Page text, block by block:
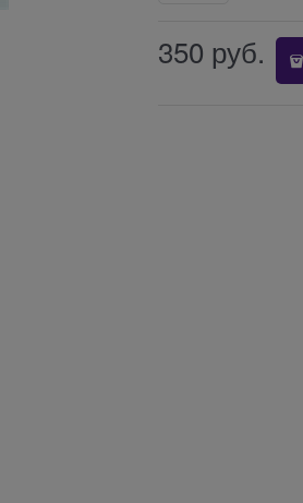
350 руб.